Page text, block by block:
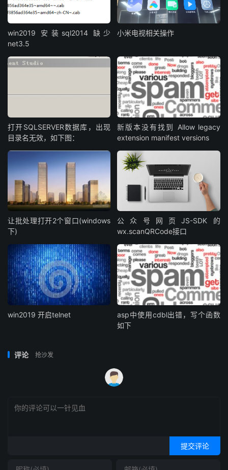
win2019 安装sql2014 缺少
net3.5
小米电视相关操作
打开SQLSERVER数据库，出现
目录名无效，如下图：
新版本没有找到 Allow legacy
extension manifest versions
让批处理打开2个窗口(windows
下)
公众号网页JS-SDK的
wx.scanQRCode接口
win2019 开启telnet
asp中使用cdbl出错，写个函数
如下
评论 抢沙发
提交评论